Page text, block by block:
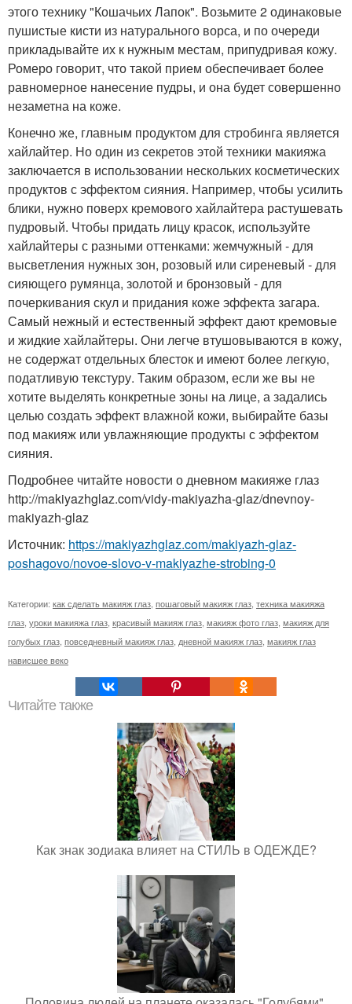
этого технику "Кошачьих Лапок". Возьмите 2 одинаковые
пушистые кисти из натурального ворса, и по очереди
прикладывайте их к нужным местам, припудривая кожу.
Ромеро говорит, что такой прием обеспечивает более
равномерное нанесение пудры, и она будет совершенно
незаметна на коже.
Конечно же, главным продуктом для стробинга является
хайлайтер. Но один из секретов этой техники макияжа
заключается в использовании нескольких косметических
продуктов с эффектом сияния. Например, чтобы усилить
блики, нужно поверх кремового хайлайтера растушевать
пудровый. Чтобы придать лицу красок, используйте
хайлайтеры с разными оттенками: жемчужный - для
высветления нужных зон, розовый или сиреневый - для
сияющего румянца, золотой и бронзовый - для
почеркивания скул и придания коже эффекта загара.
Самый нежный и естественный эффект дают кремовые
и жидкие хайлайтеры. Они легче втушовываются в кожу,
не содержат отдельных блесток и имеют более легкую,
податливую текстуру. Таким образом, если же вы не
хотите выделять конкретные зоны на лице, а задались
целью создать эффект влажной кожи, выбирайте базы
под макияж или увлажняющие продукты с эффектом
сияния.
Подробнее читайте новости о дневном макияже глаз
http://makiyazhglaz.com/vidy-makiyazha-glaz/dnevnoy-
makiyazh-glaz
Источник: https://makiyazhglaz.com/makiyazh-glaz-
poshagovo/novoe-slovo-v-makiyazhe-strobing-0
Категории: как сделать макияж глаз пошаговый макияж глаз техника макияжа
глаз уроки макияжа глаз красивый макияж глаз макияж фото глаз макияж для
голубых глаз повседневный макияж глаз дневной макияж глаз макияж глаз
нависшее веко
Читайте также
Как знак зодиака влияет на СТИЛЬ в ОДЕЖДЕ?